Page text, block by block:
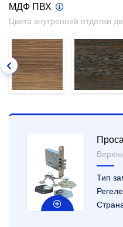
МДФ ПВХ
Цвета внутренней отделки
Тип